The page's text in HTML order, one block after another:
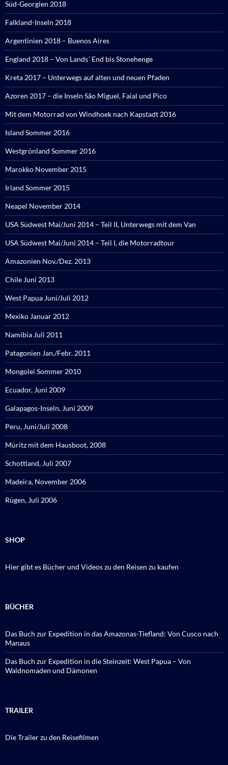
Süd-Georgien 2018
Falkland-Inseln 2018
Argentinien 2018 – Buenos Aires
England 2018 – Von Lands´ End bis Stonehenge
Kreta 2017 – Unterwegs auf alten und neuen Pfaden
Azoren 2017 – die Inseln São Miguel, Faial und Pico
Mit dem Motorrad von Windhoek nach Kapstadt 2016
Island Sommer 2016
Westgrönland Sommer 2016
Marokko November 2015
Irland Sommer 2015
Neapel November 2014
USA Südwest Mai/Juni 2014 – Teil II, Unterwegs mit dem Van
USA Südwest Mai/Juni 2014 – Teil I, die Motorradtour
Amazonien Nov./Dez. 2013
Chile Juni 2013
West Papua Juni/Juli 2012
Mexiko Januar 2012
Namibia Juli 2011
Patagonien Jan./Febr. 2011
Mongolei Sommer 2010
Ecuador, Juni 2009
Galapagos-Inseln, Juni 2009
Peru, Juni/Juli 2008
Müritz mit dem Hausboot, 2008
Schottland, Juli 2007
Madeira, November 2006
Rügen, Juli 2006
SHOP
Hier gibt es Bücher und Videos zu den Reisen zu kaufen
BÜCHER
Das Buch zur Expedition in das Amazonas-Tiefland: Von Cusco nach
Manaus
Das Buch zur Expedition in die Steinzeit: West Papua – Von
Waldnomaden und Dämonen
TRAILER
Die Trailer zu den Reisefilmen